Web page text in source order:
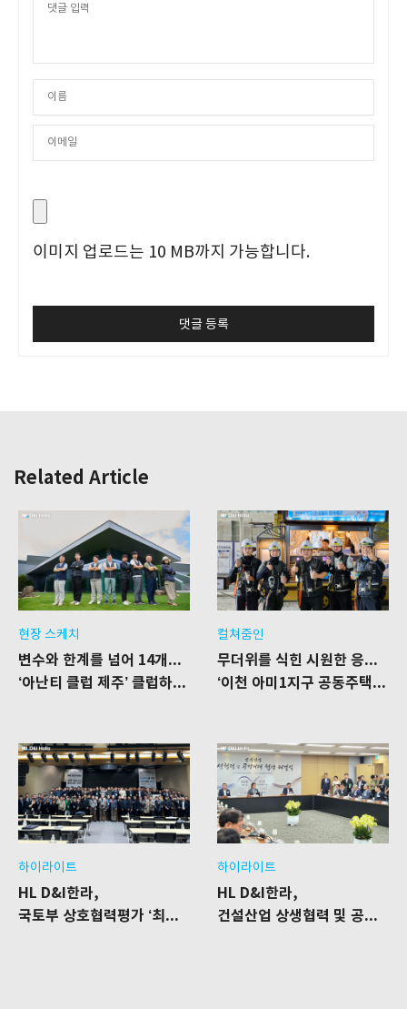
이미지 업로드는 10 MB까지 가능합니다.
Related Article
현장 스케치
변수와 한계를 넘어 14개월의 결실을 보다
‘아난티 클럽 제주’ 클럽하우스 리모델링 공사 현장
컬쳐줌인
무더위를 식힌 시원한 응원 한 잔
‘이천 아미1지구 공동주택’ 신축공사 현장을 찾은 푸드트럭
하이라이트
HL D&I한라,
국토부 상호협력평가 ‘최우수’ 등급 획득
하이라이트
HL D&I한라,
건설산업 상생협력 및 공정거래 협약 체결식 참석